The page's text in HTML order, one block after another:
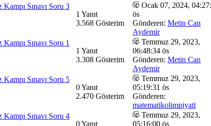
Sınavı Soru 3
1 Yanıt
3.568 Gösterim
Ocak 07, 2024,
ös
Gönderen: Metin Can
Aydemir
Sınavı Soru 1
1 Yanıt
3.308 Gösterim
Temmuz 29, 2023,
06:48:34 ös
Gönderen: Metin Can
Aydemir
Sınavı Soru 5
0 Yanıt
2.470 Gösterim
Temmuz 29, 2023,
05:19:31 ös
Gönderen:
matematikolimpiyati
Sınavı Soru 4
0 Yanıt
Temmuz 29, 2023,
05:16:00 ös